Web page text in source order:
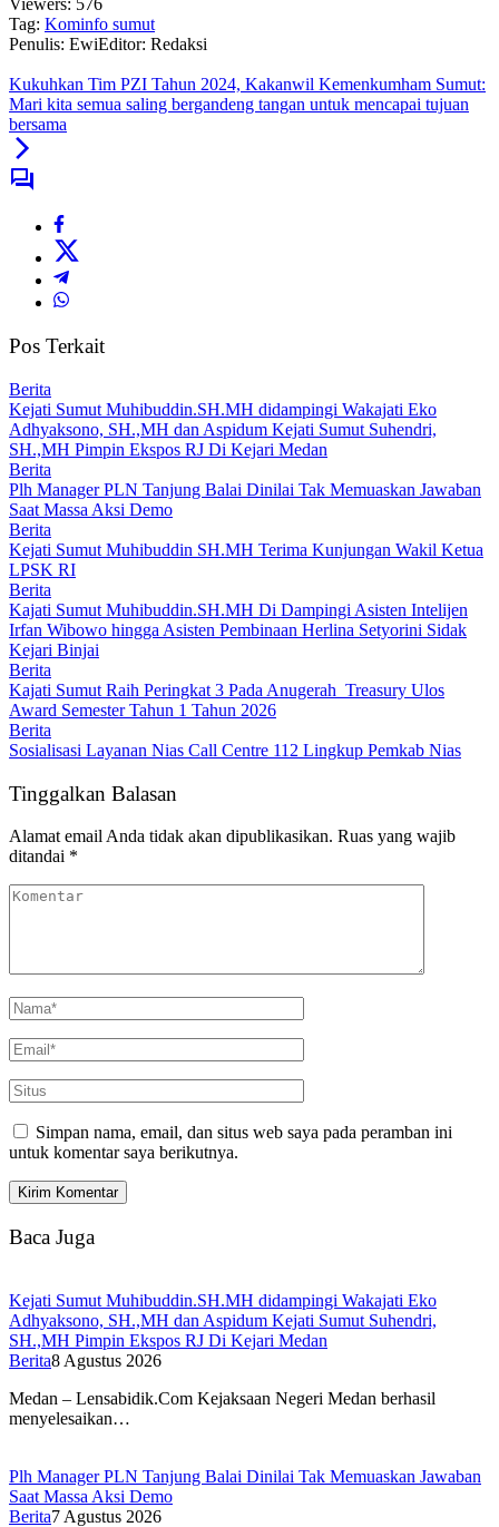
Viewers: 576
Tag: Kominfo sumut
Penulis: EwiEditor: Redaksi
Kukuhkan Tim PZI Tahun 2024, Kakanwil Kemenkumham Sumut:
Mari kita semua saling bergandeng tangan untuk mencapai tujuan
bersama
Pos Terkait
Berita
Kejati Sumut Muhibuddin.SH.MH didampingi Wakajati Eko
Adhyaksono, SH.,MH dan Aspidum Kejati Sumut Suhendri,
SH.,MH Pimpin Ekspos RJ Di Kejari Medan
Berita
Plh Manager PLN Tanjung Balai Dinilai Tak Memuaskan Jawaban
Saat Massa Aksi Demo
Berita
Kejati Sumut Muhibuddin SH.MH Terima Kunjungan Wakil Ketua
LPSK RI
Berita
Kajati Sumut Muhibuddin.SH.MH Di Dampingi Asisten Intelijen
Irfan Wibowo hingga Asisten Pembinaan Herlina Setyorini Sidak
Kejari Binjai
Berita
Kajati Sumut Raih Peringkat 3 Pada Anugerah Treasury Ulos
Award Semester Tahun 1 Tahun 2026
Berita
Sosialisasi Layanan Nias Call Centre 112 Lingkup Pemkab Nias
Tinggalkan Balasan
Alamat email Anda tidak akan dipublikasikan. Ruas yang wajib
ditandai *
Simpan nama, email, dan situs web saya pada peramban ini
untuk komentar saya berikutnya.
Baca Juga
Kejati Sumut Muhibuddin.SH.MH didampingi Wakajati Eko
Adhyaksono, SH.,MH dan Aspidum Kejati Sumut Suhendri,
SH.,MH Pimpin Ekspos RJ Di Kejari Medan
Berita8 Agustus 2026
Medan – Lensabidik.Com Kejaksaan Negeri Medan berhasil
menyelesaikan…
Plh Manager PLN Tanjung Balai Dinilai Tak Memuaskan Jawaban
Saat Massa Aksi Demo
Berita7 Agustus 2026